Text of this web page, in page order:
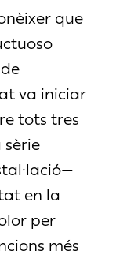
que
va iniciar
tots tres
sèrie
en la
per
més